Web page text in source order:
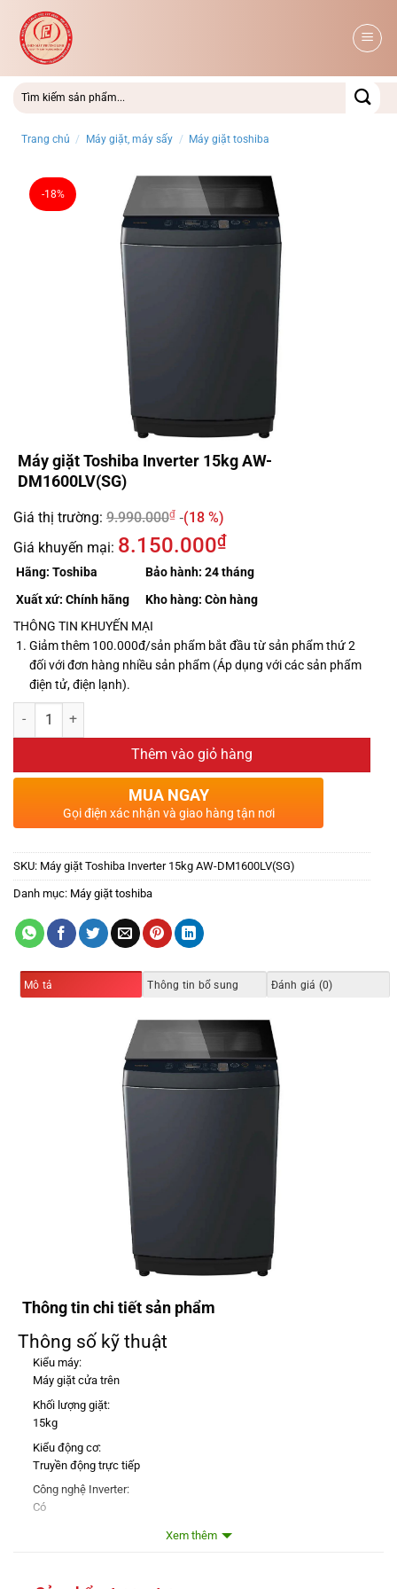
qua
dung
Trang chủ / Máy giặt, máy sấy / Máy giặt toshiba
-18%
Máy giặt Toshiba Inverter 15kg AW-
DM1600LV(SG)
Giá thị trường: 9.990.000₫
(18 %)
Giá khuyến mại: 8.150.000₫
Hãng: Toshiba
Xuất xứ: Chính hãng
Bảo hành: 24 tháng
Kho hàng: Còn hàng
THÔNG TIN KHUYẾN MẠI
Giảm thêm 100.000đ/sản phẩm bắt đầu từ sản phẩm thứ 2
đối với đơn hàng nhiều sản phẩm (Áp dụng với các sản phẩm
điện tử, điện lạnh).
Thêm vào giỏ hàng
MUA NGAY
Gọi điện xác nhận và giao hàng tận nơi
SKU: Máy giặt Toshiba Inverter 15kg AW-DM1600LV(SG)
Danh mục: Máy giặt toshiba
Mô tả Thông tin bổ sung Đánh giá (0)
Thông tin chi tiết sản phẩm
Thông số kỹ thuật
Kiểu máy:
Máy giặt cửa trên
Khối lượng giặt:
15kg
Kiểu động cơ:
Truyền động trực tiếp
Công nghệ Inverter:
Có
Xem thêm